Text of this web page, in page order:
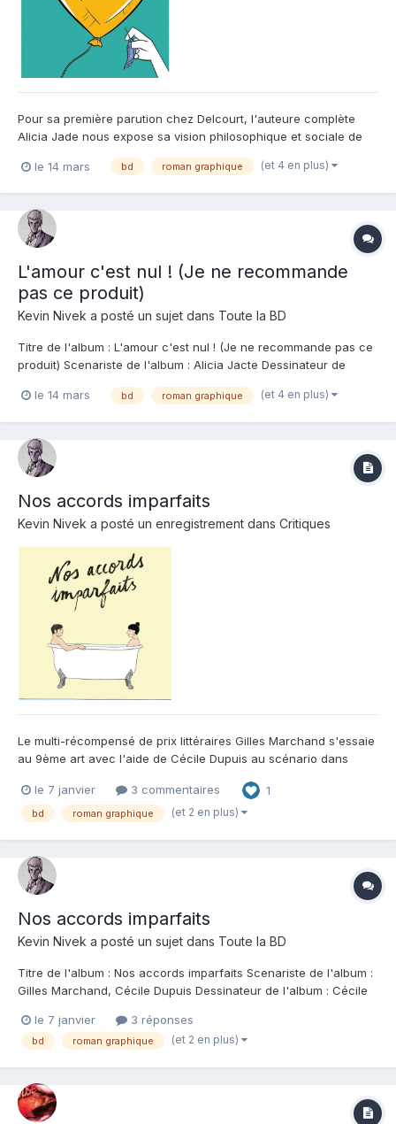
Pour sa première parution chez Delcourt, l'auteure complète
Alicia Jade nous expose sa vision philosophique et sociale de
en effet sur un frêle équilibre qu'il appartient aux deux membres
le 14 mars bd roman graphique (et 4 en plus)
L'amour c'est nul ! (Je ne recommande
pas ce produit)
Kevin Nivek a posté un sujet dans Toute la BD
Titre de l'album : L'amour c'est nul ! (Je ne recommande pas ce
produit) Scenariste de l'album : Alicia Jacte Dessinateur de
Delcourt Note : Résumé de l'album : À travers le parcours d'une
le 14 mars bd roman graphique (et 4 en plus)
Nos accords imparfaits
Kevin Nivek a posté un enregistrement dans Critiques
Le multi-récompensé de prix littéraires Gilles Marchand s'essaie
au 9ème art avec l'aide de Cécile Dupuis au scénario dans
introspectif psychédélique. Lui c'est Anton, chauffeur-livreur qui
semble se perdre dans ses tournées et les nombreuses re...
le 7 janvier 3 commentaires 1
bd roman graphique (et 2 en plus)
Nos accords imparfaits
Kevin Nivek a posté un sujet dans Toute la BD
Titre de l'album : Nos accords imparfaits Scenariste de l'album :
Gilles Marchand, Cécile Dupuis Dessinateur de l'album : Cécile
de l'album : Face A. Anton et Hélène vivent ensemble, dansent
ensemble, écouten...
le 7 janvier 3 réponses
bd roman graphique (et 2 en plus)